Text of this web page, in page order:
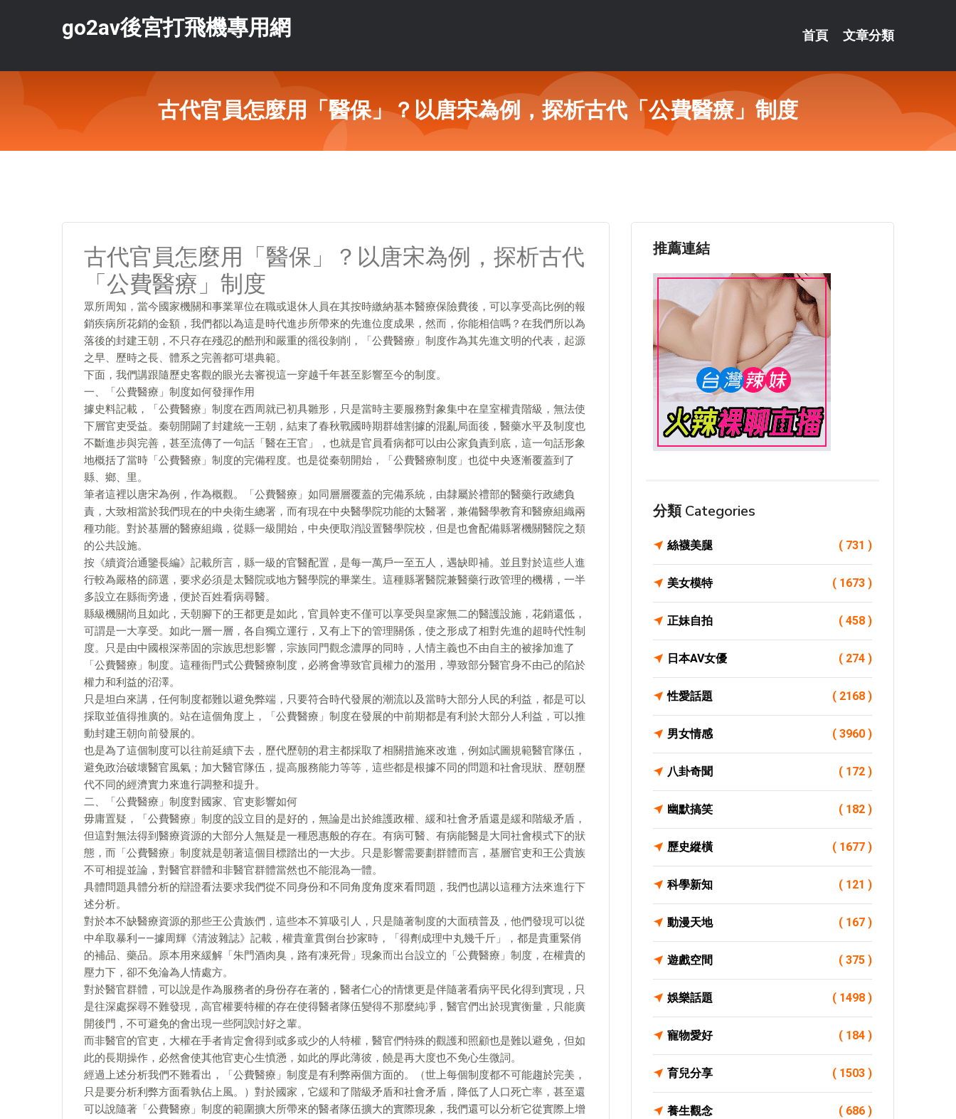
go2av後宮打飛機專用網 首頁 文章分類
古代官員怎麼用「醫保」？以唐宋為例，探析古代「公費醫療」制度
古代官員怎麼用「醫保」？以唐宋為例，探析古代
「公費醫療」制度
眾所周知，當今國家機關和事業單位在職或退休人員在其按時繳納基本醫療保險費後，可以享受高比例的報
銷疾病所花銷的金額，我們都以為這是時代進步所帶來的先進位度成果，然而，你能相信嗎？在我們所以為
落後的封建王朝，不只存在殘忍的酷刑和嚴重的徭役剝削，「公費醫療」制度作為其先進文明的代表，起源
之早、歷時之長、體系之完善都可堪典範。
下面，我們講跟隨歷史客觀的眼光去審視這一穿越千年甚至影響至今的制度。
一、「公費醫療」制度如何發揮作用
據史料記載，「公費醫療」制度在西周就已初具雛形，只是當時主要服務對象集中在皇室權貴階級，無法使
下層官吏受益。秦朝開闢了封建統一王朝，結束了春秋戰國時期群雄割據的混亂局面後，醫藥水平及制度也
不斷進步與完善，甚至流傳了一句話「醫在王官」，也就是官員看病都可以由公家負責到底，這一句話形象
地概括了當時「公費醫療」制度的完備程度。也是從秦朝開始，「公費醫療制度」也從中央逐漸覆蓋到了
縣、鄉、里。
筆者這裡以唐宋為例，作為概觀。「公費醫療」如同層層覆蓋的完備系統，由隸屬於禮部的醫藥行政總負
責，大致相當於我們現在的中央衛生總署，而有現在中央醫學院功能的太醫署，兼備醫學教育和醫療組織兩
種功能。對於基層的醫療組織，從縣一級開始，中央便取消設置醫學院校，但是也會配備縣署機關醫院之類
的公共設施。
按《續資治通鑒長編》記載所言，縣一級的官醫配置，是每一萬戶一至五人，遇缺即補。並且對於這些人進
行較為嚴格的篩選，要求必須是太醫院或地方醫學院的畢業生。這種縣署醫院兼醫藥行政管理的機構，一半
多設立在縣衙旁邊，便於百姓看病尋醫。
縣級機關尚且如此，天朝腳下的王都更是如此，官員幹吏不僅可以享受與皇家無二的醫護設施，花銷還低，
可謂是一大享受。如此一層一層，各自獨立運行，又有上下的管理關係，使之形成了相對先進的超時代性制
度。只是由中國根深蒂固的宗族思想影響，宗族同門觀念濃厚的同時，人情主義也不由自主的被摻加進了
「公費醫療」制度。這種衙門式公費醫療制度，必將會導致官員權力的濫用，導致部分醫官身不由己的陷於
權力和利益的沼澤。
只是坦白來講，任何制度都難以避免弊端，只要符合時代發展的潮流以及當時大部分人民的利益，都是可以
採取並值得推廣的。站在這個角度上，「公費醫療」制度在發展的中前期都是有利於大部分人利益，可以推
動封建王朝向前發展的。
也是為了這個制度可以往前延續下去，歷代歷朝的君主都採取了相關措施來改進，例如試圖規範醫官隊伍，
避免政治破壞醫官風氣；加大醫官隊伍，提高服務能力等等，這些都是根據不同的問題和社會現狀、歷朝歷
代不同的經濟實力來進行調整和提升。
二、「公費醫療」制度對國家、官吏影響如何
毋庸置疑，「公費醫療」制度的設立目的是好的，無論是出於維護政權、緩和社會矛盾還是緩和階級矛盾，
但這對無法得到醫療資源的大部分人無疑是一種恩惠般的存在。有病可醫、有病能醫是大同社會模式下的狀
態，而「公費醫療」制度就是朝著這個目標踏出的一大步。只是影響需要劃群體而言，基層官吏和王公貴族
不可相提並論，對醫官群體和非醫官群體當然也不能混為一體。
具體問題具體分析的辯證看法要求我們從不同身份和不同角度角度來看問題，我們也講以這種方法來進行下
述分析。
對於本不缺醫療資源的那些王公貴族們，這些本不算吸引人，只是隨著制度的大面積普及，他們發現可以從
中牟取暴利——據周輝《清波雜誌》記載，權貴童貫倒台抄家時，「得劑成理中丸幾千斤」，都是貴重緊俏
的補品、藥品。原本用來緩解「朱門酒肉臭，路有凍死骨」現象而出台設立的「公費醫療」制度，在權貴的
壓力下，卻不免淪為人情處方。
對於醫官群體，可以說是作為服務者的身份存在著的，醫者仁心的情懷更是伴隨著看病平民化得到實現，只
是往深處探尋不難發現，高官權要特權的存在使得醫者隊伍變得不那麼純凈，醫官們出於現實衡量，只能廣
開後門，不可避免的會出現一些阿諛討好之輩。
而非醫官的官吏，大權在手者肯定會得到或多或少的人特權，醫官們特殊的觀護和照顧也是難以避免，但如
此的長期操作，必然會使其他官吏心生憤懣，如此的厚此薄彼，饒是再大度也不免心生微詞。
經過上述分析我們不難看出，「公費醫療」制度是有利弊兩個方面的。（世上每個制度都不可能趨於完美，
只是要分析利弊方面看孰佔上風。）對於國家，它緩和了階級矛盾和社會矛盾，降低了人口死亡率，甚至還
可以說隨著「公費醫療」制度的範圍擴大所帶來的醫者隊伍擴大的實際現象，我們還可以分析它從實際上增
推薦連結
分類 Categories
絲襪美腿 ( 731 )
美女模特 ( 1673 )
正妹自拍 ( 458 )
日本AV女優 ( 274 )
性愛話題 ( 2168 )
男女情感 ( 3960 )
八卦奇聞 ( 172 )
幽默搞笑 ( 182 )
歷史縱橫 ( 1677 )
科學新知 ( 121 )
動漫天地 ( 167 )
遊戲空間 ( 375 )
娛樂話題 ( 1498 )
寵物愛好 ( 184 )
育兒分享 ( 1503 )
養生觀念 ( 686 )